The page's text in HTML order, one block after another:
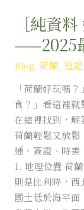
［純資
——2025
Blog, 荷蘭, 遊記
「荷蘭好玩嗎
食？」看這裡
在這裡找到，解
荷蘭輕鬆又放
通、簽證、時差
1. 地理位置 荷
則是比利時，西
國土低於海平
——
2025
最
新
旅
遊
實
用
資
訊